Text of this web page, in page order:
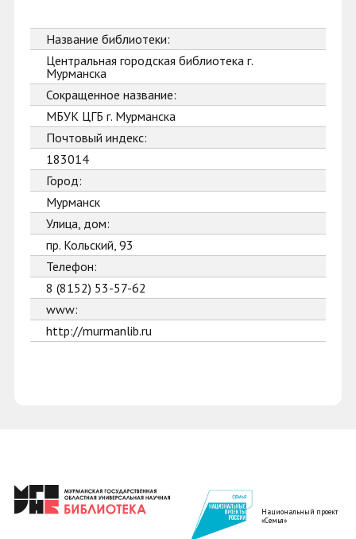
Название библиотеки:
Центральная городская библиотека г.
Мурманска
Сокращенное название:
МБУК ЦГБ г. Мурманска
Почтовый индекс:
183014
Город:
Мурманск
Улица, дом:
пр. Кольский, 93
Телефон:
8 (8152) 53-57-62
www:
http://murmanlib.ru
Национальный проект
«Семья»